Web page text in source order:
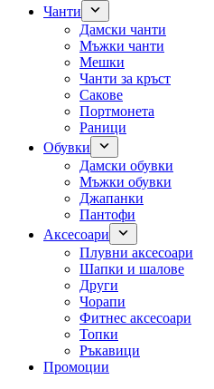
Чанти
Дамски чанти
Мъжки чанти
Мешки
Чанти за кръст
Сакове
Портмонета
Раници
Обувки
Дамски обувки
Мъжки обувки
Джапанки
Пантофи
Аксесоари
Плувни аксесоари
Шапки и шалове
Други
Чорапи
Фитнес аксесоари
Топки
Ръкавици
Промоции